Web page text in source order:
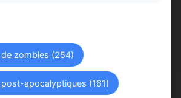
zombies (254)
apocalyptiques (161)